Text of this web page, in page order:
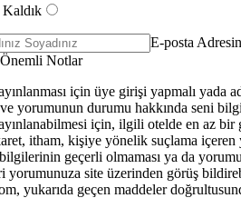
E-posta
Notlar
için üye girişi yapmalı yada
yorumunun durumu hakkında seni
için, ilgili otelde en az bir
itham, kişiye yönelik suçlama içeren
geçerli olmaması ya da
yorumunuza site üzerinden görüş
yukarıda geçen maddeler